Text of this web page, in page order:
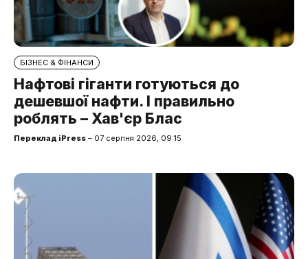
БІЗНЕС & ФІНАНСИ
Нафтові гіганти готуються до
дешевшої нафти. І правильно
роблять – Хав'єр Блас
Переклад iPress – 07 серпня 2026, 09:15